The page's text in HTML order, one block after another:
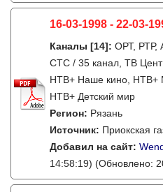
16-03-1998 - 22-03-
Каналы [14]: ОРТ, РТР,
СТС / 35 канал, ТВ
НТВ+ Наше кино, НТВ+
НТВ+ Детский мир
Регион: Рязань
Источник: Приокская
Добавил на сайт:
14:58:19) (Обновлено: